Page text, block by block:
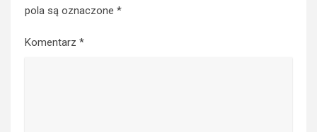
pola są oznaczone *
Komentarz *